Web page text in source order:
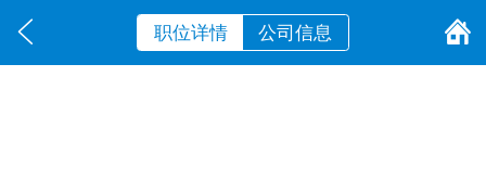
职位详情 公司信息